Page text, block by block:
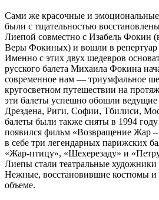
Сами же красочные и эмоциональные
были с тщательностью
Лиепой совместно с Изабель Фокин
Веры Фокиных) и вошли в репертуар
Именно с этих двух шедевров
русского балета Михаила Фокина
современное нам — триумфальное
кругосветном путешествии на
эти балеты успешно обошли
Дрездена, Риги, Софии, Тбилиси,
балеты были также сняты в 1994
появился фильм «Возвращение Жар
в себе три легендарных парижских
«Жар-птицу», «Шехерезаду» и
Лиепы стали театральные
Нежные, восстановившие костюмы и
объеме.